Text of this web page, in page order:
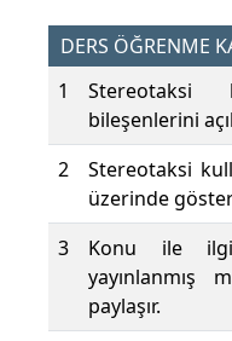
DERS ÖĞRENME
1
Stereotaksi
bileşenlerini
2
Stereotaksi
üzerinde
3
Konu ile
yayınlanmış
paylaşır.